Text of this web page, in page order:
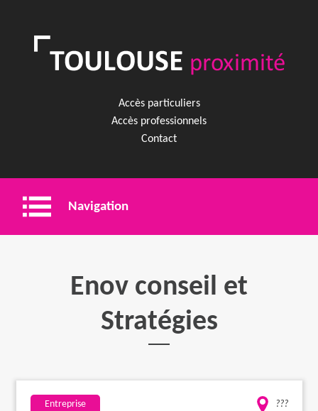
Accès particuliers
Accès professionnels
Contact
Navigation
Enov conseil et
Stratégies
Entreprise ???